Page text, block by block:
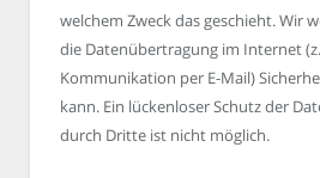
welchem Zweck das geschieht. Wir
die Datenübertragung im Internet
Kommunikation per E-Mail)
kann. Ein lückenloser Schutz der
durch Dritte ist nicht möglich.